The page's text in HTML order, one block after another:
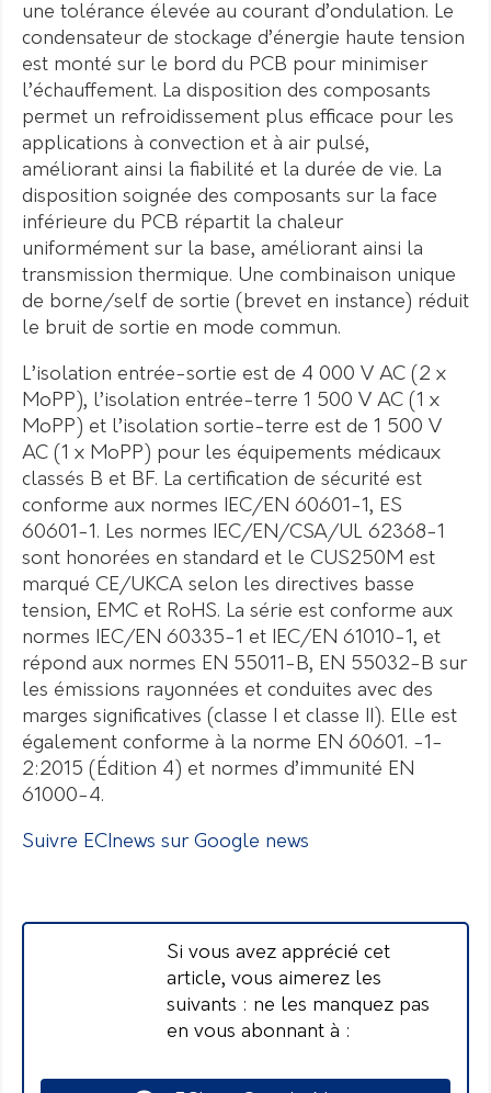
une tolérance élevée au courant d’ondulation. Le
condensateur de stockage d’énergie haute tension
est monté sur le bord du PCB pour minimiser
l’échauffement. La disposition des composants
permet un refroidissement plus efficace pour les
applications à convection et à air pulsé,
améliorant ainsi la fiabilité et la durée de vie. La
disposition soignée des composants sur la face
inférieure du PCB répartit la chaleur
uniformément sur la base, améliorant ainsi la
transmission thermique. Une combinaison unique
de borne/self de sortie (brevet en instance) réduit
le bruit de sortie en mode commun.
L’isolation entrée-sortie est de 4 000 V AC (2 x
MoPP), l’isolation entrée-terre 1 500 V AC (1 x
MoPP) et l’isolation sortie-terre est de 1 500 V
AC (1 x MoPP) pour les équipements médicaux
classés B et BF. La certification de sécurité est
conforme aux normes IEC/EN 60601-1, ES
60601-1. Les normes IEC/EN/CSA/UL 62368-1
sont honorées en standard et le CUS250M est
marqué CE/UKCA selon les directives basse
tension, EMC et RoHS. La série est conforme aux
normes IEC/EN 60335-1 et IEC/EN 61010-1, et
répond aux normes EN 55011-B, EN 55032-B sur
les émissions rayonnées et conduites avec des
marges significatives (classe I et classe II). Elle est
également conforme à la norme EN 60601. -1-
2:2015 (Édition 4) et normes d’immunité EN
61000-4.
Suivre ECInews sur Google news
Si vous avez apprécié cet
article, vous aimerez les
suivants : ne les manquez pas
en vous abonnant à :